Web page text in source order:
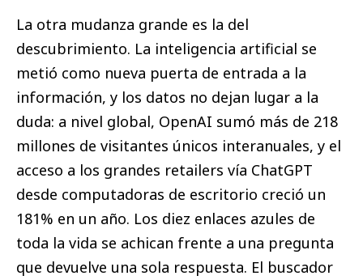
La otra mudanza grande es la del
descubrimiento. La inteligencia artificial se
metió como nueva puerta de entrada a la
información, y los datos no dejan lugar a la
duda: a nivel global, OpenAI sumó más de 218
millones de visitantes únicos interanuales, y el
acceso a los grandes retailers vía ChatGPT
desde computadoras de escritorio creció un
181% en un año. Los diez enlaces azules de
toda la vida se achican frente a una pregunta
que devuelve una sola respuesta. El buscador